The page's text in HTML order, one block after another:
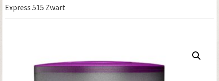
Express 515 Zwart